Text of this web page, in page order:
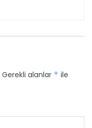
Gerekli alanlar * ile